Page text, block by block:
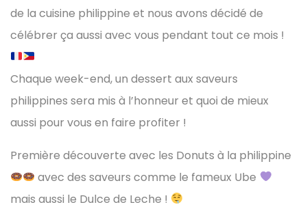
de la cuisine philippine et nous avons décidé de
célébrer ça aussi avec vous pendant tout ce mois !
Chaque week-end, un dessert aux saveurs
philippines sera mis à l’honneur et quoi de mieux
aussi pour vous en faire profiter !
Première découverte avec les Donuts à la philippine
avec des saveurs comme le fameux Ube
mais aussi le Dulce de Leche !